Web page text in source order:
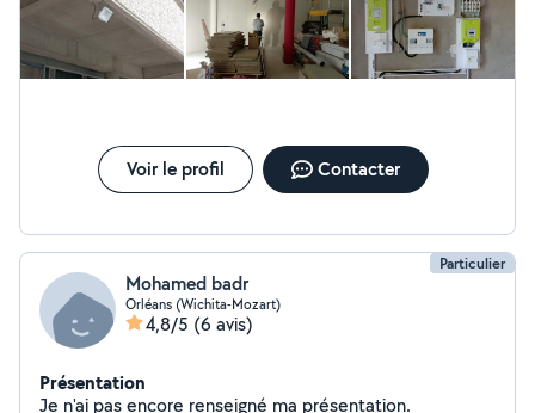
Voir le profil Contacter
Particulier
Mohamed badr
Orléans (Wichita-Mozart)
4,8/5 (6 avis)
Présentation
Je n'ai pas encore renseigné ma présentation.